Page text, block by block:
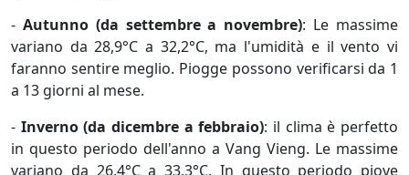
- Autunno (da settembre a novembre): Le massime
variano da 28,9°C a 32,2°C, ma l'umidità e il vento vi
faranno sentire meglio. Piogge possono verificarsi da 1
a 13 giorni al mese.
- Inverno (da dicembre a febbraio): il clima è perfetto
in questo periodo dell'anno a Vang Vieng. Le massime
variano da 26,4°C a 33,3°C. In questo periodo piove